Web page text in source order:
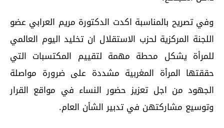
وفي تصريح بالمناسبة اكدت الدكتورة مريم العرابي عضو
اللجنة المركزية لحزب الاستقلال ان تخليد اليوم العالمي
للمرأة يشكل محطة مهمة لتقييم المكتسبات التي
حققتها المرأة المغربية مشددة على ضرورة مواصلة
الجهود من اجل تعزيز حضور النساء في مواقع القرار
وتوسيع مشاركتهن في تدبير الشأن العام.